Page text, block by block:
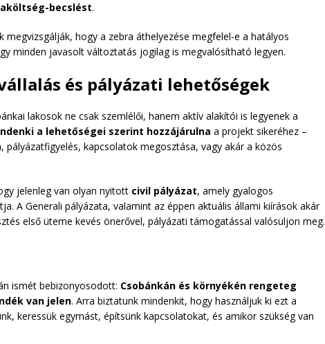
becslést.
megvizsgálják, hogy a zebra áthelyezése megfelel-e a hatályos
minden javasolt változtatás jogilag is megvalósítható legyen.
és pályázati lehetőségek
lakosok ne csak szemlélői, hanem aktív alakítói is legyenek a
a lehetőségei szerint hozzájárulna a projekt sikeréhez –
pályázatfigyelés, kapcsolatok megosztása, vagy akár a közös
jelenleg van olyan nyitott civil pályázat, amely gyalogos
A Generali pályázata, valamint az éppen aktuális állami kiírások akár
első üteme kevés önerővel, pályázati támogatással valósuljon meg.
ismét bebizonyosodott: Csobánkán és környékén rengeteg
van jelen. Arra biztatunk mindenkit, hogy használjuk ki ezt a
keressük egymást, építsünk kapcsolatokat, és amikor szükség van